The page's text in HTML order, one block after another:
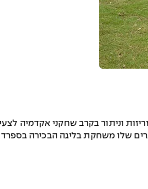
הבוגרים שלו משחקת בליגה הבכירה